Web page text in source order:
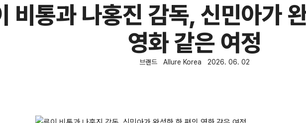
비통과 나홍진 감독, 신민아가
영화 같은 여정
브랜드 Allure Korea 2026. 06. 02